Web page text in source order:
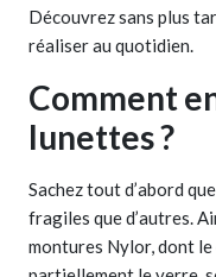
Découvrez sans plus
réaliser au quotidien.
Comment
lunettes ?
Sachez tout d’abord
fragiles que d’autres.
montures Nylor, dont le